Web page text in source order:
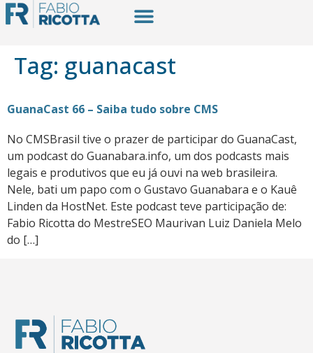
Tag: guanacast
GuanaCast 66 – Saiba tudo sobre CMS
No CMSBrasil tive o prazer de participar do GuanaCast,
um podcast do Guanabara.info, um dos podcasts mais
legais e produtivos que eu já ouvi na web brasileira.
Nele, bati um papo com o Gustavo Guanabara e o Kauê
Linden da HostNet. Este podcast teve participação de:
Fabio Ricotta do MestreSEO Maurivan Luiz Daniela Melo
do […]